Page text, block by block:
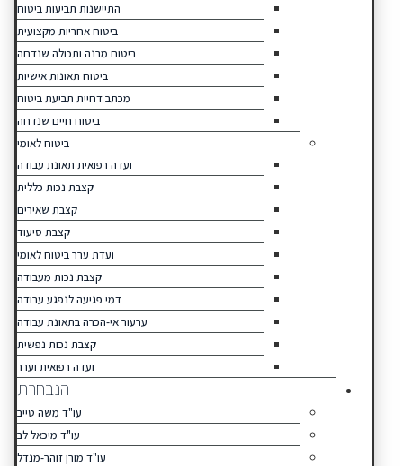
התיישנות תביעות ביטוח
ביטוח אחריות מקצועית
ביטוח מבנה ותכולה שנדחה
ביטוח תאונות אישיות
מכתב דחיית תביעת ביטוח
ביטוח חיים שנדחה
ביטוח לאומי
ועדה רפואית תאונת עבודה
קצבת נכות כללית
קצבת שאירים
קצבת סיעוד
ועדת ערר ביטוח לאומי
קצבת נכות מעבודה
דמי פגיעה לנפגע עבודה
ערעור אי-הכרה בתאונת עבודה
קצבת נכות נפשית
ועדה רפואית וערר
הנבחרת
עו"ד משה טייב
עו"ד מיכאל לב
עו"ד מורן זוהר-מנדל